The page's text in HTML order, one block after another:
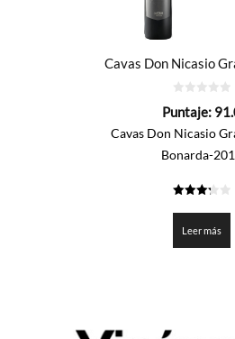
Cavas Don Nicasio
de
Puntaje:
Cavas Don Nicasio
Bonarda-
de 5
Leer más